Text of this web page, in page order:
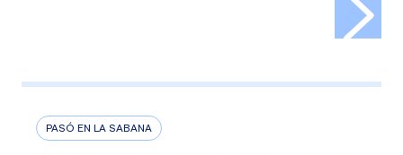
PASÓ EN LA SABANA